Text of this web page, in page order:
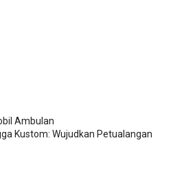
Ambulan
Kustom: Wujudkan Petualangan